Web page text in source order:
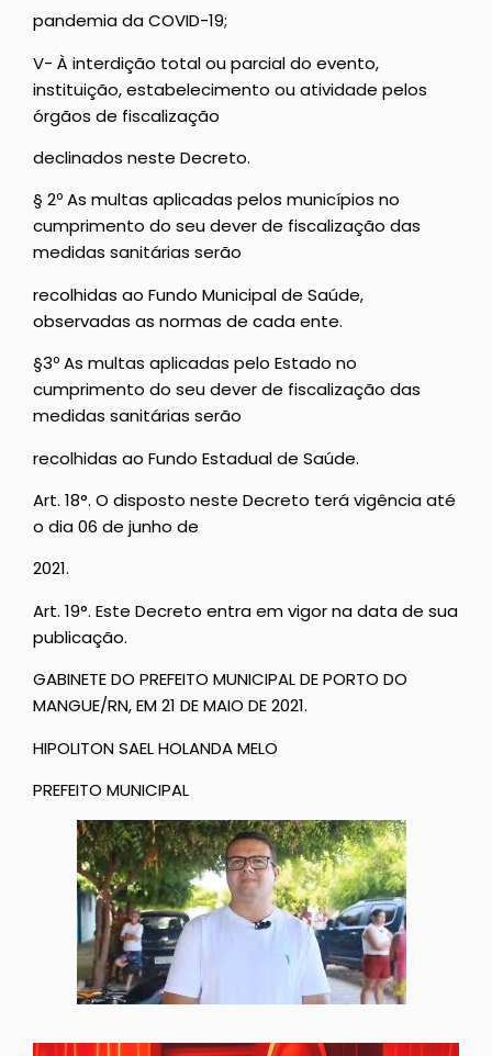
pandemia da COVID-19;
V- À interdição total ou parcial do evento,
instituição, estabelecimento ou atividade pelos
órgãos de fiscalização
declinados neste Decreto.
§ 2º As multas aplicadas pelos municípios no
cumprimento do seu dever de fiscalização das
medidas sanitárias serão
recolhidas ao Fundo Municipal de Saúde,
observadas as normas de cada ente.
§3º As multas aplicadas pelo Estado no
cumprimento do seu dever de fiscalização das
medidas sanitárias serão
recolhidas ao Fundo Estadual de Saúde.
Art. 18°. O disposto neste Decreto terá vigência até
o dia 06 de junho de
2021.
Art. 19°. Este Decreto entra em vigor na data de sua
publicação.
GABINETE DO PREFEITO MUNICIPAL DE PORTO DO
MANGUE/RN, EM 21 DE MAIO DE 2021.
HIPOLITON SAEL HOLANDA MELO
PREFEITO MUNICIPAL